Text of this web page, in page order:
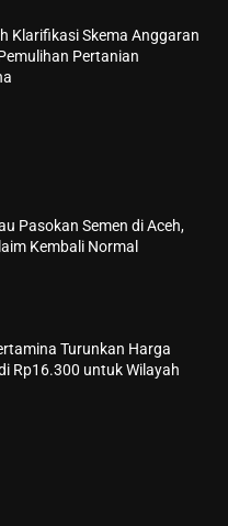
Klarifikasi Skema Anggaran
Pertanian
Pasokan Semen di Aceh,
Kembali Normal
Turunkan Harga
Rp16.300 untuk Wilayah